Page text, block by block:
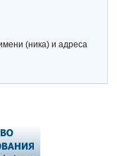
(ника) и адреса